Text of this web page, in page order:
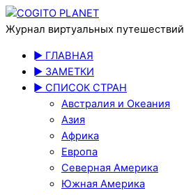
Журнал виртуальных путешествий
► ГЛАВНАЯ
► ЗАМЕТКИ
► СПИСОК СТРАН
Австралия и Океания
Азия
Африка
Европа
Северная Америка
Южная Америка